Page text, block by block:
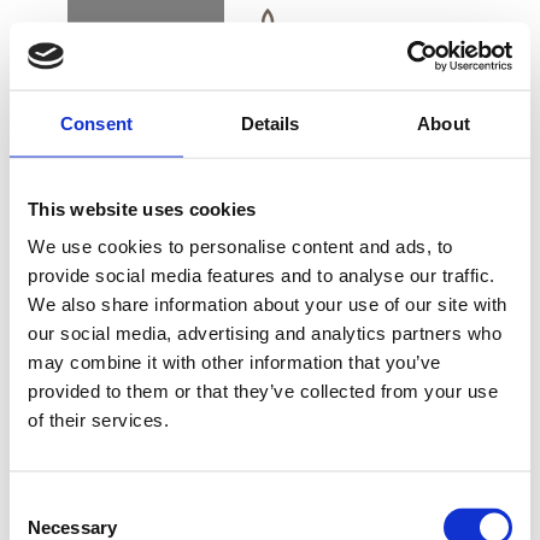
Consent Details About
This website uses cookies
We use cookies to personalise content and ads, to
provide social media features and to analyse our traffic.
We also share information about your use of our site with
our social media, advertising and analytics partners who
may combine it with other information that you’ve
provided to them or that they’ve collected from your use
of their services.
Selection
Necessary
BUCHEN DK EN DE
ALSIK STANDARD
CITY VIEW
ZIMMER
Ein Alsik Standard City View ist ein Eckzimmer
die Stadt sowie eine teilweise Aussicht auf den